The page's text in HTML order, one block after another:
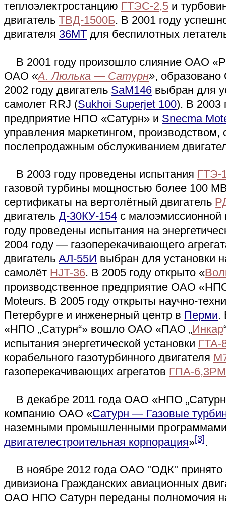
теплоэлектростанцию ГТЭС-2,5 и
двигатель ТВД-1500Б. В 2001 году
двигателя 36МТ для беспилотных
В 2001 году произошло слияние ОАО
ОАО «А. Люлька — Сатурн»,
2002 году двигатель SaM146 выбран для
самолет RRJ (Sukhoi Superjet 100). В 2003
предприятие НПО «Сатурн» и Snecma
управления маркетингом, производством,
послепродажным обслуживанием
В 2003 году проведены испытания ГТЭ-
газовой турбины мощностью более 100
сертификаты на вертолётный двигатель
двигатель Д-30КУ-154 с малоэмиссионной
году проведены испытания на
2004 году — газоперекачивающего
двигатель АЛ-55И выбран для установки
самолёт HJT-36. В 2005 году открыто «
производственное предприятие ОАО
Moteurs. В 2005 году открыты научно-
Петербурге и инженерный центр в Перми.
«НПО „Сатурн“» вошло ОАО «ПАО „Инкар
испытания энергетической установки
корабельного газотурбинного двигателя
газоперекачивающих агрегатов ГПА-6,3РМ
В декабре 2011 года ОАО «НПО
компанию ОАО «Сатурн — Газовые
наземными промышленными
двигателестроительная корпорация»[3].
В ноябре 2012 года ОАО "ОДК" принято
дивизиона Гражданских авиационных
ОАО НПО Сатурн переданы полномочия